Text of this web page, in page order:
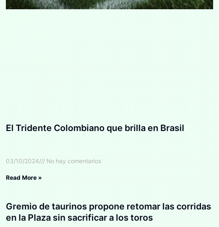
El Tridente Colombiano que brilla en Brasil
03/10/2024 No hay comentarios
Read More »
Gremio de taurinos propone retomar las corridas
en la Plaza sin sacrificar a los toros